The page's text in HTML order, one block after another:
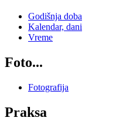
Godišnja doba
Kalendar, dani
Vreme
Foto...
Fotografija
Praksa